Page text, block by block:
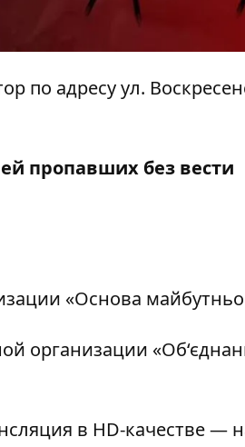
по адресу ул.
пропавших без вести
«Основа
организации
в HD-качестве —